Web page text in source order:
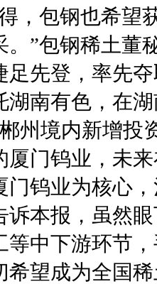
，包钢也希望
。”包钢稀土董
足先登，率先
湖南有色，在
州境内新增投
厦门钨业，未
门钨业为核心
诉本报，虽然
等中下游环节
希望成为全国